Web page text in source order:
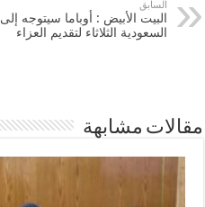
السابق
البيت الأبيض : أوباما سيتوجه إلى
السعودية الثلاثاء لتقديم العزاء
مقالات مشابهة